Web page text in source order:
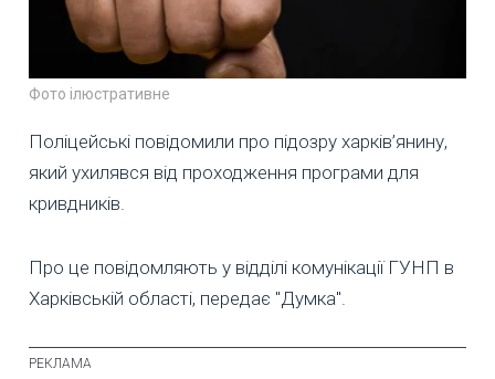
Фото ілюстративне
Поліцейські повідомили про підозру харків’янину,
який ухилявся від проходження програми для
кривдників.
Про це повідомляють у відділі комунікації ГУНП в
Харківській області, передає "Думка".